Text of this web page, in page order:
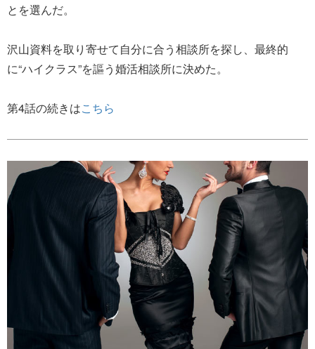
とを選んだ。
沢山資料を取り寄せて自分に合う相談所を探し、最終的
に“ハイクラス”を謳う婚活相談所に決めた。
第4話の続きはこちら